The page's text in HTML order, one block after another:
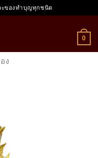
ของทำบุญทุกชนิด
0
ง